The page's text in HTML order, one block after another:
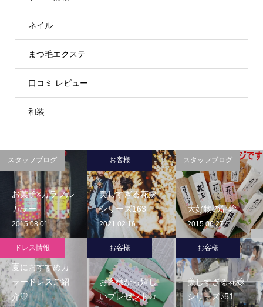
ネイル
まつ毛エクステ
口コミ レビュー
和装
お菓子×カラフル
カラー
2015.08.01
スタッフブログ
美しすぎる花嫁
シリーズ163
2021.02.16
お客様
大好物の蒲鉾
2015.06.27
スタッフブログ
夏におすすめカ
ラードレスご紹
介♡
ドレス情報
お客様から嬉し
いプレゼント♪♪
お客様
美しすぎる花嫁
シリーズ♪51
お客様